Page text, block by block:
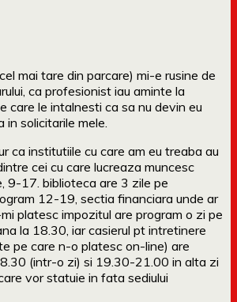
mai tare din parcare) mi-e rusine de
ca profesionist iau aminte la
care le intalnesti ca sa nu devin eu
in solicitarile mele.
ca institutiile cu care am eu treaba au
cei cu care lucreaza muncesc
9-17. biblioteca are 3 zile pe
12-19, sectia financiara unde ar
platesc impozitul are program o zi pe
la 18.30, iar casierul pt intretinere
pe care n-o platesc on-line) are
(intr-o zi) si 19.30-21.00 in alta zi
vor statuie in fata sediului